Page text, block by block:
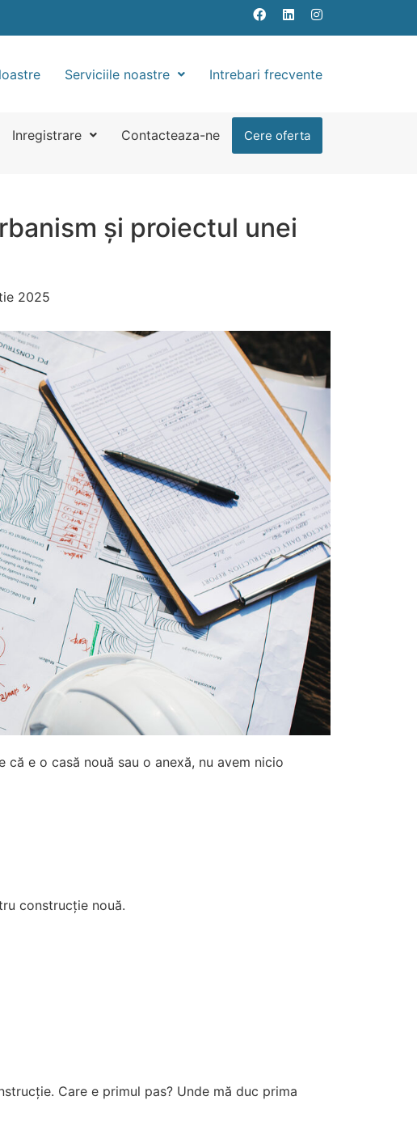
Serviciile noastre Intrebari frecvente
Inregistrare Contacteaza-ne Cere oferta
și proiectul unei
2025
e o casă nouă sau o anexă, nu avem nicio
construcție nouă.
Care e primul pas? Unde mă duc prima